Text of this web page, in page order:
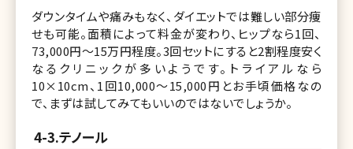
ダウンタイムや痛みもなく、ダイエットでは難しい部分痩
せも可能。面積によって料金が変わり、ヒップなら1回、
73,000円～15万円程度。3回セットにすると2割程度安く
なるクリニックが多いようです。トライアルなら
10×10cm、1回10,000～15,000円とお手頃価格なの
で、まずは試してみてもいいのではないでしょうか。
4-3.テノール